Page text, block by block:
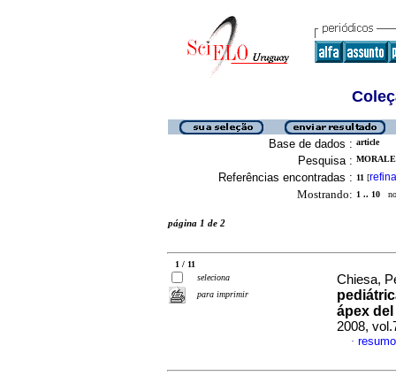
Base de dados : article
Pesquisa :
Referências encontradas : 11 [
Mostrando: 1 .. 10
página 1 de 2
1 / 11
seleciona
para imprimir
Chiesa,
ápex
2008,
·